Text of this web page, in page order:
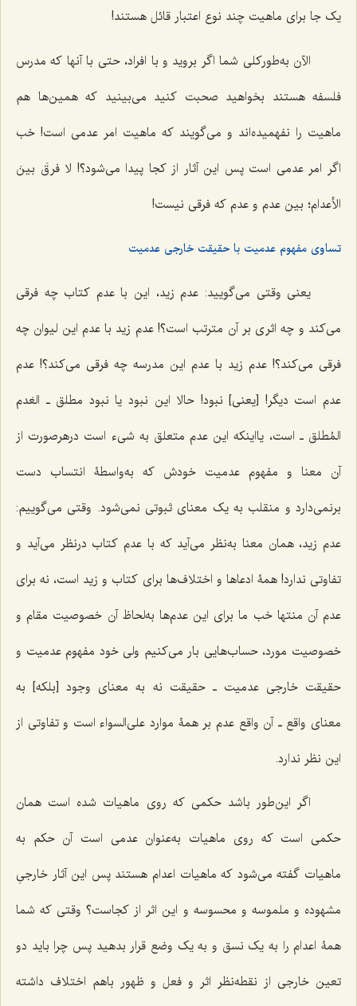
یک جا برای ماهیت چند نوع اعتبار قائل هستند!
الآن به‌طورکلی شما اگر بروید و با افراد، حتی با آنها که مدرس
فلسفه هستند بخواهید صحبت کنید‌ می‌بینید که همین‌ها هم
ماهیت را نفهمیده‌اند و می‌گویند که ماهیت امر عدمی است! خب
اگر امر عدمی است پس این آثار از کجا پیدا‌ می‌شود؟! لا فرقَ بینَ
الأعدام؛ بین عدم و عدم که فرقی نیست!
تساوی مفهوم عدمیت با حقیقت خارجی عدمیت
یعنی وقتی می‌گویید: عدم زید، این با عدم کتاب چه فرقی‌
می‌کند و چه اثری بر آن مترتب است؟! عدم زید با عدم این لیوان چه
فرقی‌ می‌کند؟! عدم زید با عدم این مدرسه چه فرقی‌ می‌کند؟! عدم
عدم است دیگر! [یعنی] نبود! حالا این نبود یا نبود مطلق ـ العَدم
المُطلق ـ است، یااینکه این عدم متعلق به شیء است درهرصورت از
آن معنا و مفهوم عدمیت خودش که به‌واسطۀ انتساب دست
برنمی‌دارد و منقلب به یک معنای ثبوتی نمی‌شود. وقتی می‌گوییم:
عدم زید، همان معنا به‌نظر‌ می‌آید که با عدم کتاب درنظر‌ می‌آید و
تفاوتی ندارد! همۀ ادعاها و اختلاف‌ها برای کتاب و زید است، نه برای
عدم آن منتها خب ما برای این عدم‌ها به‌لحاظ آن خصوصیت مقام و
خصوصیت مورد، حساب‌هایی بار‌ می‌کنیم ولی خود مفهوم عدمیت و
حقیقت خارجی عدمیت ـ حقیقت نه به معنای وجود [بلکه] به
معنای واقع ـ آن واقع عدم بر همۀ موارد علی‌السواء است و تفاوتی از
این نظر ندارد.
اگر این‌طور باشد حکمی ‌که روی ماهیات شده است همان
حکمی است که روی ماهیات به‌عنوان عدمی است آن حکم به
ماهیات گفته‌ می‌شود که ماهیات اعدام هستند پس این آثار خارجیِ
مشهوده و ملموسه و محسوسه و این اثر از کجاست؟ وقتی که شما
همۀ اعدام را به یک نسق و به یک وضع قرار بدهید پس چرا باید دو
تعین خارجی از نقطه‌نظر اثر و فعل و ظهور باهم اختلاف داشته